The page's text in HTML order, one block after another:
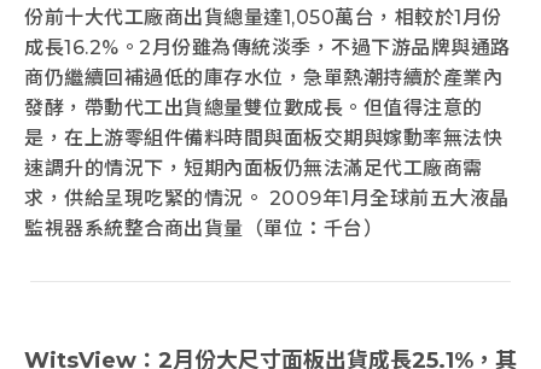
份前十大代工廠商出貨總量達1,050萬台，相較於1月份
成長16.2%。2月份雖為傳統淡季，不過下游品牌與通路
商仍繼續回補過低的庫存水位，急單熱潮持續於產業內
發酵，帶動代工出貨總量雙位數成長。但值得注意的
是，在上游零組件備料時間與面板交期與嫁動率無法快
速調升的情況下，短期內面板仍無法滿足代工廠商需
求，供給呈現吃緊的情況。 2009年1月全球前五大液晶
監視器系統整合商出貨量（單位：千台）
WitsView：2月份大尺寸面板出貨成長25.1%，其